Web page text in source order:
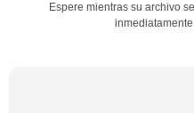
Espere mientras su archivo